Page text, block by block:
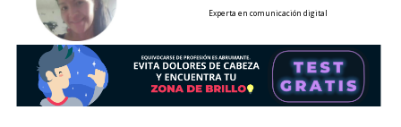
Experta en comunicación digital